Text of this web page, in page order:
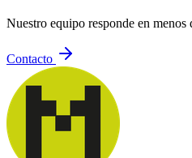
Nuestro equipo responde en menos
Contacto